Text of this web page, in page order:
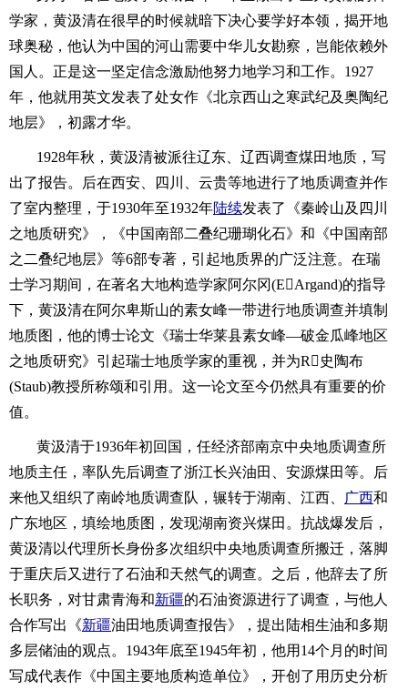
学家，黄汲清在很早的时候就暗下决心要学好本领，揭开地
球奥秘，他认为中国的河山需要中华儿女勘察，岂能依赖外
国人。正是这一坚定信念激励他努力地学习和工作。1927
年，他就用英文发表了处女作《北京西山之寒武纪及奥陶纪
地层》，初露才华。
1928年秋，黄汲清被派往辽东、辽西调查煤田地质，写
出了报告。后在西安、四川、云贵等地进行了地质调查并作
了室内整理，于1930年至1932年陆续发表了《秦岭山及四川
之地质研究》，《中国南部二叠纪珊瑚化石》和《中国南部
之二叠纪地层》等6部专著，引起地质界的广泛注意。在瑞
士学习期间，在著名大地构造学家阿尔冈(EArgand)的指导
下，黄汲清在阿尔卑斯山的素女峰一带进行地质调查并填制
地质图，他的博士论文《瑞士华莱县素女峰—破金瓜峰地区
之地质研究》引起瑞士地质学家的重视，并为R史陶布
(Staub)教授所称颂和引用。这一论文至今仍然具有重要的价
值。
黄汲清于1936年初回国，任经济部南京中央地质调查所
地质主任，率队先后调查了浙江长兴油田、安源煤田等。后
来他又组织了南岭地质调查队，辗转于湖南、江西、
广西和
广东地区，填绘地质图，发现湖南资兴煤田。抗战爆发后，
黄汲清以代理所长身份多次组织中央地质调查所搬迁，落脚
于重庆后又进行了石油和天然气的调查。之后，他辞去了所
长职务，对甘肃青海和新疆的石油资源进行了调查，与他人
合作写出《新疆油田地质调查报告》，提出陆相生油和多期
多层储油的观点。1943年底至1945年初，他用14个月的时间
写成代表作《中国主要地质构造单位》，开创了用历史分析